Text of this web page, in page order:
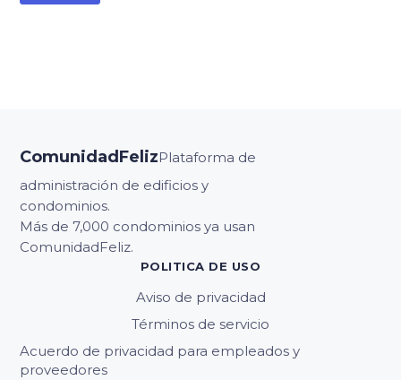
ComunidadFelizPlataforma de
administración de edificios y
condominios.
Más de 7,000 condominios ya usan
ComunidadFeliz.
POLITICA DE USO
Aviso de privacidad
Términos de servicio
Acuerdo de privacidad para empleados y
proveedores